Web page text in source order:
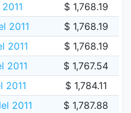
$ 1,768.19
2011
$ 1,768.19
2011
$ 1,768.19
2011
$ 1,767.54
2011
$ 1,784.11
2011
$ 1,787.88